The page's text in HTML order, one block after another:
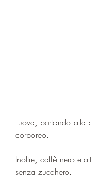
corporeo.
Inoltre, caffè nero e
senza zucchero.